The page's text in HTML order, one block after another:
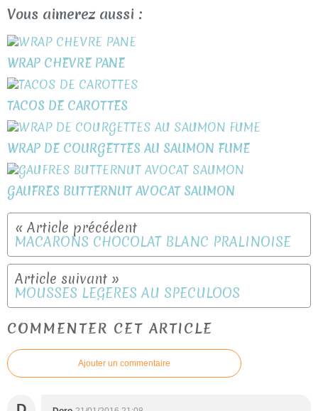
Vous aimerez aussi :
WRAP CHEVRE PANE
TACOS DE CAROTTES
WRAP DE COURGETTES AU SAUMON FUME
GAUFRES BUTTERNUT AVOCAT SAUMON
MACARONS CHOCOLAT BLANC PRALINOISE
MOUSSES LEGERES AU SPECULOOS
COMMENTER CET ARTICLE
Ajouter un commentaire